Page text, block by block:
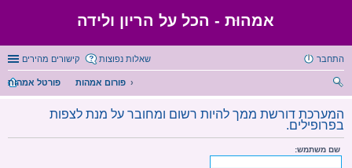
אמהוּת - הכל על הריון ולידה
קישורים מהירים שאלות נפוצות התחבר
פורטל אמהות
פורום אמהות
ש
המערכת דורשת ממך להיות רשום ומחובר על מנת לצפות
בפרופילים.
שם משתמש: